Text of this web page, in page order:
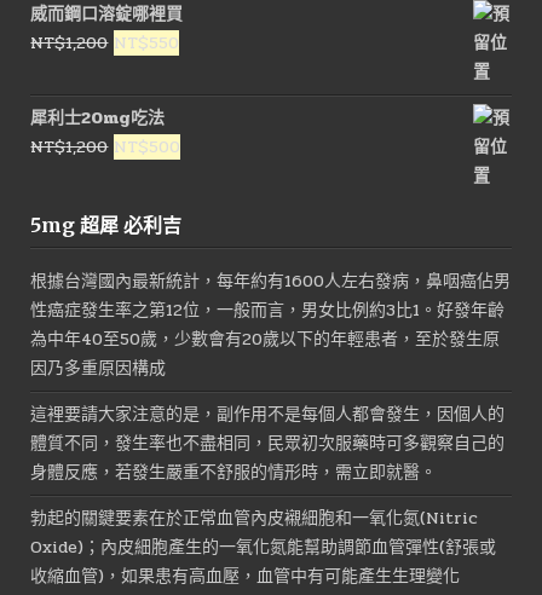
威而鋼口溶錠哪裡買
NT$1,200 原
價
格：
NT$1,200。
NT$550
價
格：
NT$550。
犀利士20mg吃法
NT$1,200 原
格：
NT$500
格：
5mg 超犀 必利吉
根據台灣國內最新統計，每年約有1600人左右發病，鼻咽癌佔男
性癌症發生率之第12位，一般而言，男女比例約3比1。好發年齡
為中年40至50歲，少數會有20歲以下的年輕患者，至於發生原
因乃多重原因構成
這裡要請大家注意的是，副作用不是每個人都會發生，因個人的
體質不同，發生率也不盡相同，民眾初次服藥時可多觀察自己的
身體反應，若發生嚴重不舒服的情形時，需立即就醫。
勃起的關鍵要素在於正常血管內皮襯細胞和一氧化氮(Nitric
Oxide)；內皮細胞產生的一氧化氮能幫助調節血管彈性(舒張或
收縮血管)，如果患有高血壓，血管中有可能產生生理變化